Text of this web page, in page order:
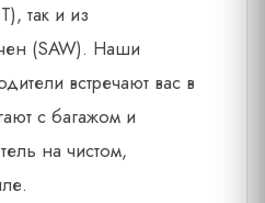
так и из
(SAW). Наши
встречают вас в
с багажом и
на чистом,